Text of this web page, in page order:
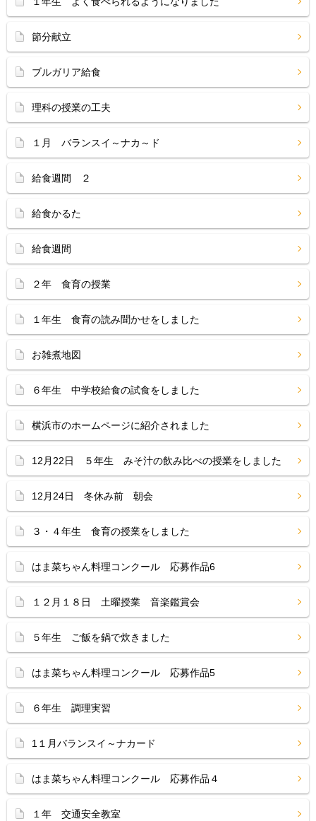
節分献立
ブルガリア給食
理科の授業の工夫
１月 バランスイ～ナカ～ド
給食週間 ２
給食かるた
給食週間
２年 食育の授業
１年生 食育の読み聞かせをしました
お雑煮地図
６年生 中学校給食の試食をしました
横浜市のホームページに紹介されました
12月22日 ５年生 みそ汁の飲み比べの授業をしました
12月24日 冬休み前 朝会
３・４年生 食育の授業をしました
はま菜ちゃん料理コンクール 応募作品6
１２月１８日 土曜授業 音楽鑑賞会
５年生 ご飯を鍋で炊きました
はま菜ちゃん料理コンクール 応募作品5
６年生 調理実習
1１月バランスイ～ナカード
はま菜ちゃん料理コンクール 応募作品４
１年 交通安全教室